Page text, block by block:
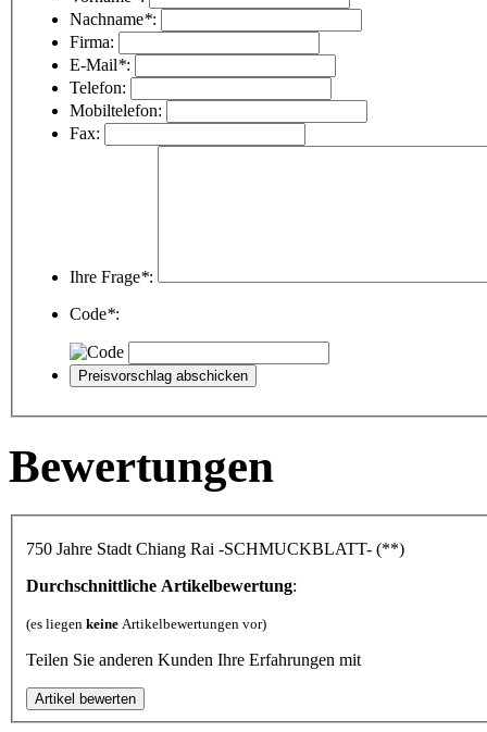
Nachname*:
Firma:
E-Mail*:
Telefon:
Mobiltelefon:
Fax:
Ihre Frage*:
Code*:
Bewertungen
750 Jahre Stadt Chiang Rai -SCHMUCKBLATT- (**)
Durchschnittliche Artikelbewertung:
(es liegen keine Artikelbewertungen vor)
Teilen Sie anderen Kunden Ihre Erfahrungen mit